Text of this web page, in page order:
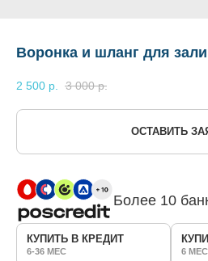
Воронка и шланг для
2 500 р. 3 000 р.
ОСТАВИТЬ
Более 10
КУПИТЬ В КРЕДИТ
6-36 МЕС 6 МЕС